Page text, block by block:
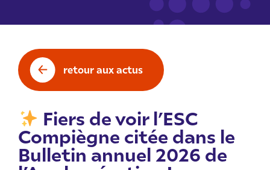
retour aux actus
Fiers de voir l’ESC
Compiègne citée dans le
Bulletin annuel 2026 de